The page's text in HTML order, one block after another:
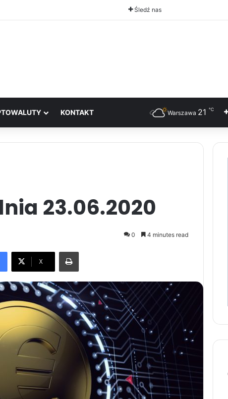
Śledź nas
KONTAKT Warszawa 21 ℃
23.06.2020
0 4 minutes read
X
Print